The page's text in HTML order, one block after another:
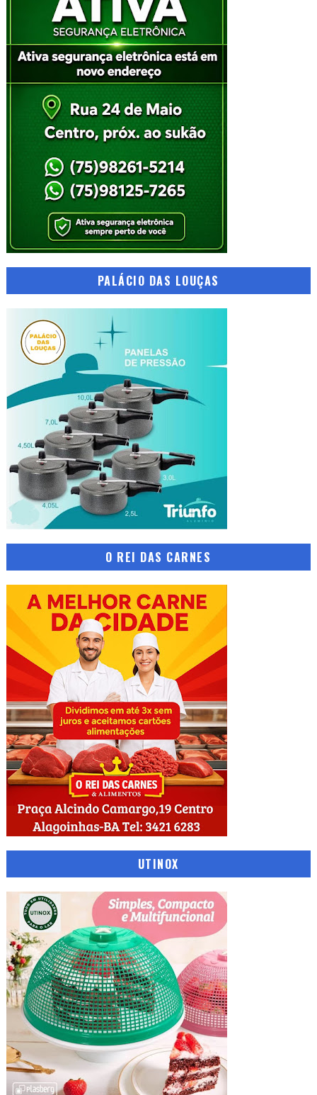
PALÁCIO DAS LOUÇAS
O REI DAS CARNES
UTINOX